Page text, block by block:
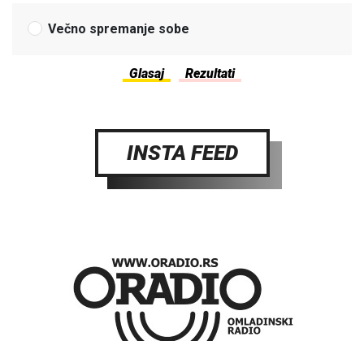
Večno spremanje sobe
INSTA FEED